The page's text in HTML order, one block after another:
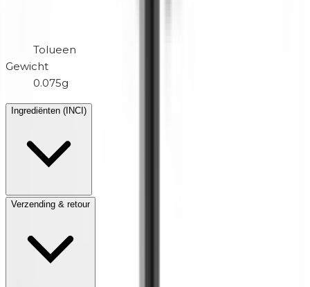
Tolueen
Gewicht
0.075g
Ingrediënten (INCI)
Verzending & retour